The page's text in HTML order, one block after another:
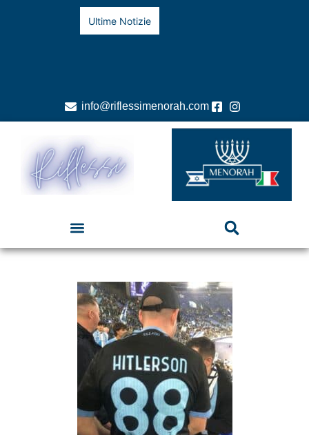
Ultime Notizie
info@riflessimenorah.com